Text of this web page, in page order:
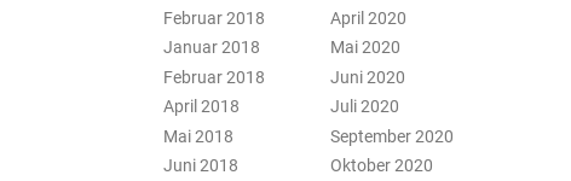
Februar 2018
Januar 2018
Februar 2018
April 2018
Mai 2018
Juni 2018
April 2020
Mai 2020
Juni 2020
Juli 2020
September 2020
Oktober 2020